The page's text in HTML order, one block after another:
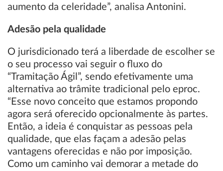
aumento da celeridade”, analisa Antonini.
Adesão pela qualidade
O jurisdicionado terá a liberdade de escolher se
o seu processo vai seguir o fluxo do
“Tramitação Ágil”, sendo efetivamente uma
alternativa ao trâmite tradicional pelo eproc.
“Esse novo conceito que estamos propondo
agora será oferecido opcionalmente às partes.
Então, a ideia é conquistar as pessoas pela
qualidade, que elas façam a adesão pelas
vantagens oferecidas e não por imposição.
Como um caminho vai demorar a metade do